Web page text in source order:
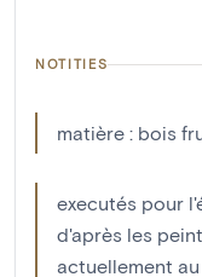
NOTITIES
matière : bois
executés pour
d'après les
actuellement